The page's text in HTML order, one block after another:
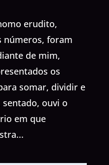
erudito,
números, foram
de mim,
os
somar, dividir e
ouvi o
em que